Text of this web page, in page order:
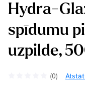
Hydra-
spīdumu
uzpilde,
(0)